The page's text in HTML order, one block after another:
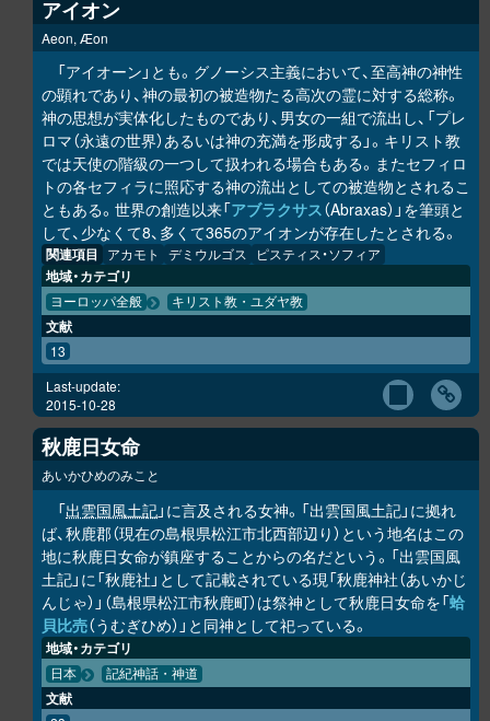
アイオン
Aeon, Æon
「アイオーン」とも。グノーシス主義において、至高神の神性
の顕れであり、神の最初の被造物たる高次の霊に対する総称。
神の思想が実体化したものであり、男女の一組で流出し、「プレ
ロマ（永遠の世界）あるいは神の充満を形成する」。キリスト教
では天使の階級の一つして扱われる場合もある。またセフィロ
トの各セフィラに照応する神の流出としての被造物とされるこ
ともある。世界の創造以来「アブラクサス（Abraxas）」を筆頭と
して、少なくて8、多くて365のアイオンが存在したとされる。
関連項目 アカモト デミウルゴス ピスティス・ソフィア
地域・カテゴリ
ヨーロッパ全般 キリスト教・ユダヤ教
文献
13
Last-update:
2015-10-28
秋鹿日女命
あいかひめのみこと
「出雲国風土記」に言及される女神。「出雲国風土記」に拠れ
ば、秋鹿郡（現在の島根県松江市北西部辺り）という地名はこの
地に秋鹿日女命が鎮座することからの名だという。「出雲国風
土記」に「秋鹿社」として記載されている現「秋鹿神社（あいかじ
んじゃ）」（島根県松江市秋鹿町）は祭神として秋鹿日女命を「蛤
貝比売（うむぎひめ）」と同神として祀っている。
地域・カテゴリ
日本 記紀神話・神道
文献